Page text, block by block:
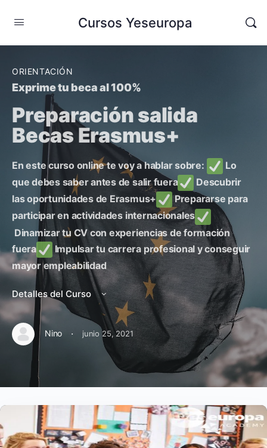
Cursos Yeseuropa
ORIENTACIÓN
Exprime tu beca al 100%
Preparación salida
Becas Erasmus+
En este curso online te voy a hablar sobre:
Lo
que debes saber antes de salir fuera
Descubrir
las oportunidades de Erasmus+
Prepararse para
participar en actividades internacionales
Dinamizar tu CV con experiencias de formación
fuera
Impulsar tu carrera profesional y conseguir
mayor empleabilidad
Detalles del Curso
Nino · junio 25, 2021